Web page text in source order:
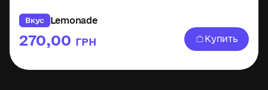
Вкус Lemonade
270,00 ГРН Купить